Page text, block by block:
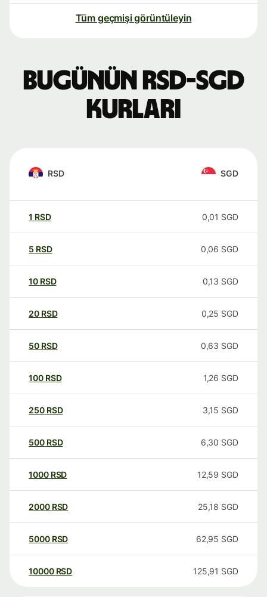
Tüm geçmişi görüntüleyin
Bugünün RSD-SGD
kurları
RSD SGD
1 RSD 0,01 SGD
5 RSD 0,06 SGD
10 RSD 0,13 SGD
20 RSD 0,25 SGD
50 RSD 0,63 SGD
100 RSD 1,26 SGD
250 RSD 3,15 SGD
500 RSD 6,30 SGD
1000 RSD 12,59 SGD
2000 RSD 25,18 SGD
5000 RSD 62,95 SGD
10000 RSD 125,91 SGD